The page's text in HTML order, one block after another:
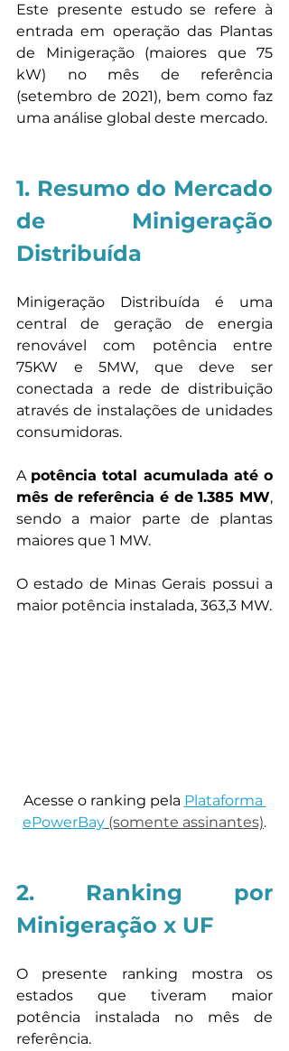
Este presente estudo se refere à
entrada em operação das Plantas
de Minigeração (maiores que 75
kW) no mês de referência
(setembro de 2021), bem como faz
uma análise global deste mercado.
1. Resumo do Mercado
de Minigeração
Distribuída
Minigeração Distribuída é uma
central de geração de energia
renovável com potência entre
75KW e 5MW, que deve ser
conectada a rede de distribuição
através de instalações de unidades
consumidoras.
A potência total acumulada até o
mês de referência é de 1.385 MW,
sendo a maior parte de plantas
maiores que 1 MW.
O estado de Minas Gerais possui a
Acesse o ranking pela Plataforma
ePowerBay (somente assinantes).
2. Ranking por
Minigeração x UF
O presente ranking mostra os
estados que tiveram maior
potência instalada no mês de
referência.